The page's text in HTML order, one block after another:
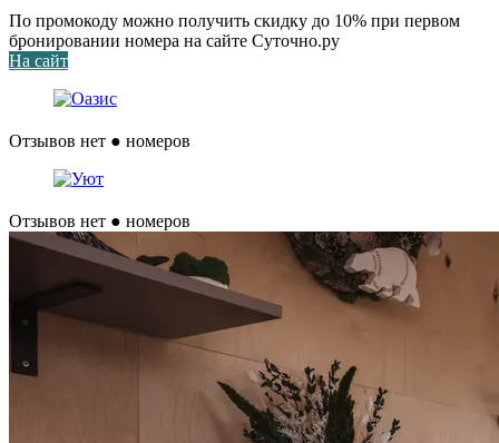
По промокоду можно получить скидку до 10% при первом
бронировании номера на сайте Суточно.ру
На сайт
Отзывов нет ● номеров
Отзывов нет ● номеров